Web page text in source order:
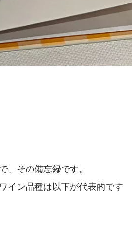
その備忘録です。
イン品種は以下が代表的です